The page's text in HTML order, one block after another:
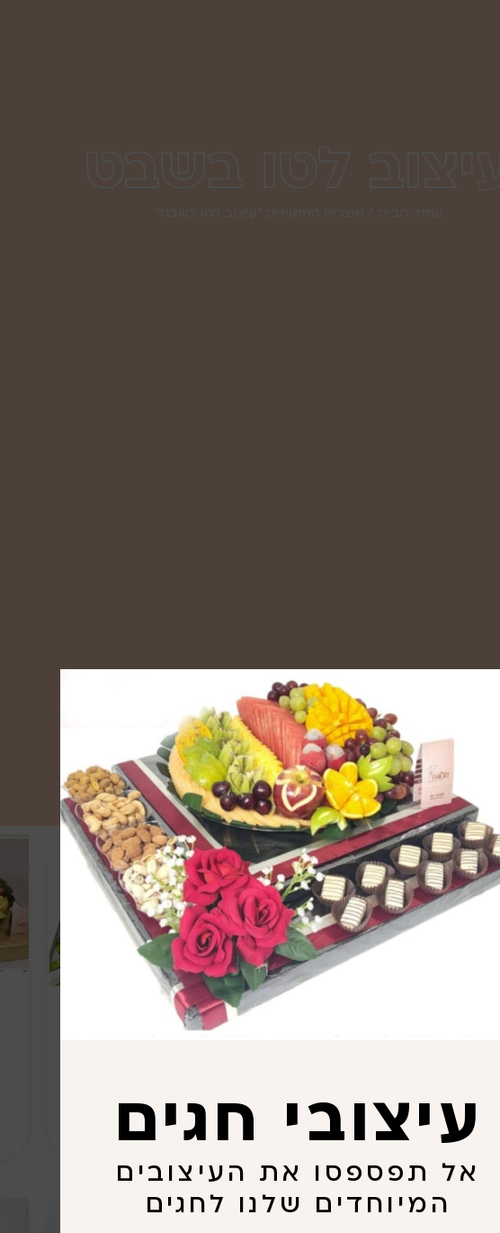
הוספה לסל
ט"ו בשבט דגם 14
הוספה לסל
עיצובי חגים
אל תפספסו את העיצובים
המיוחדים שלנו לחגים